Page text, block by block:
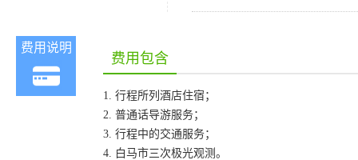
费用说明
费用包含
1. 行程所列酒店住宿；
2. 普通话导游服务；
3. 行程中的交通服务；
4. 白马市三次极光观测。